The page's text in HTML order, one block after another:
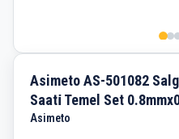
Asimeto AS-501082
Saati̇ Temel Set
Asimeto